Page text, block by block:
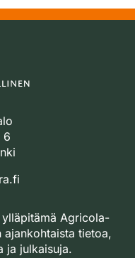
6
ylläpitämä Agricola-
tietoa,
ja julkaisuja.